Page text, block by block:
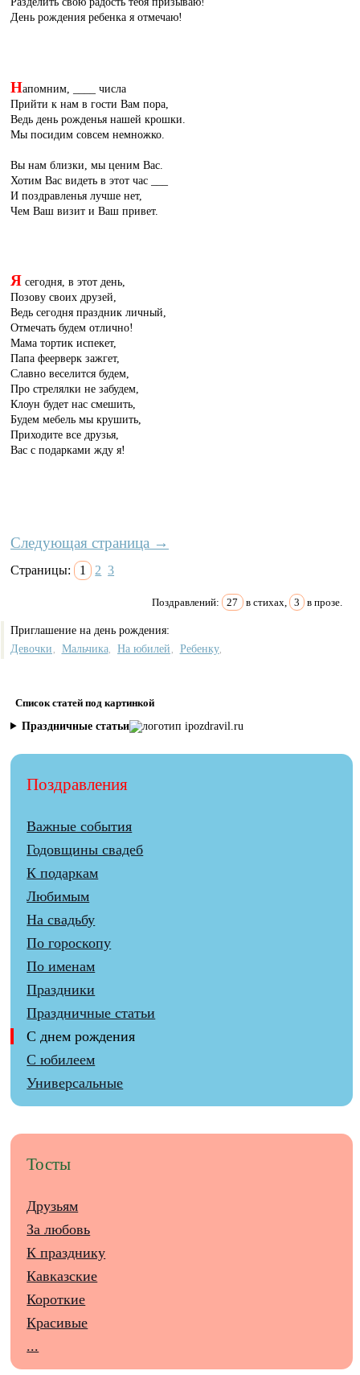
День рождения ребенка я отмечаю!
Напомним, ____ числа
Прийти к нам в гости Вам пора,
Ведь день рожденья нашей крошки.
Мы посидим совсем немножко.
Вы нам близки, мы ценим Вас.
Хотим Вас видеть в этот час ___
И поздравленья лучше нет,
Чем Ваш визит и Ваш привет.
Ясегодня, в этот день,
Позову своих друзей,
Ведь сегодня праздник личный,
Отмечать будем отлично!
Мама тортик испекет,
Папа феерверк зажгет,
Славно веселится будем,
Про стрелялки не забудем,
Клоун будет нас смешить,
Будем мебель мы крушить,
Приходите все друзья,
Вас с подарками жду я!
Следующая страница →
Страницы: 1 2 3
Поздравлений: 27 в стихах, 3 в прозе.
Приглашение на день рождения:
Девочки
Мальчика На юбилей Ребенку
Список статей под картинкой
Праздничные статьи
Поздравления
Важные события
Годовщины свадеб
К подаркам
Любимым
На свадьбу
По гороскопу
По именам
Праздники
Праздничные статьи
С днем рождения
С юбилеем
Универсальные
Тосты
Друзьям
За любовь
К празднику
Кавказские
Короткие
Красивые
...